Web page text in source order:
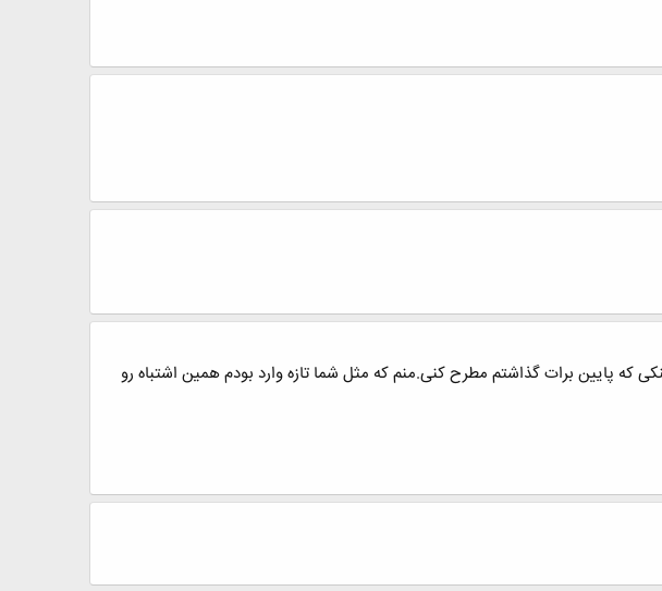
که پایین برات گذاشتم مطرح کنی.منم که مثل شما تازه وارد بودم همین اشتباه رو